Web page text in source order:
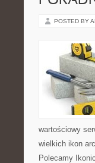
POSTED BY
wartościowy
wielkich ikon
Polecamy